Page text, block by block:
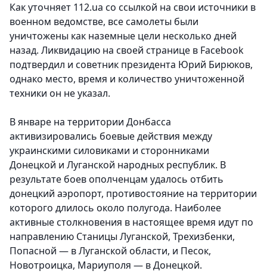
Как уточняет 112.ua со ссылкой на свои источники в
военном ведомстве, все самолеты были
уничтожены как наземные цели несколько дней
назад. Ликвидацию на своей странице в Facebook
подтвердил и советник президента Юрий Бирюков,
однако место, время и количество уничтоженной
техники он не указал.
В январе на территории Донбасса
активизировались боевые действия между
украинскими силовиками и сторонниками
Донецкой и Луганской народных республик. В
результате боев ополченцам удалось отбить
донецкий аэропорт, противостояние на территории
которого длилось около полугода. Наиболее
активные столкновения в настоящее время идут по
направлению Станицы Луганской, Трехизбенки,
Попасной — в Луганской области, и Песок,
Новотроицка, Мариуполя — в Донецкой.